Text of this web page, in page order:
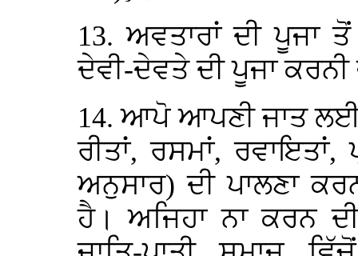
13. ਅਵਤਾਰਾਂ ਦੀ ਪੂਜਾ
ਦੇਵੀ-ਦੇਵਤੇ ਦੀ ਪੂਜਾ ਕਰਨੀ
14. ਆਪੋ ਆਪਣੀ ਜਾਤ
ਰੀਤਾਂ, ਰਸਮਾਂ,
ਅਨੁਸਾਰ) ਦੀ ਪਾਲਣਾ
ਹੈ। ਅਜਿਹਾ ਨਾ ਕਰਨ